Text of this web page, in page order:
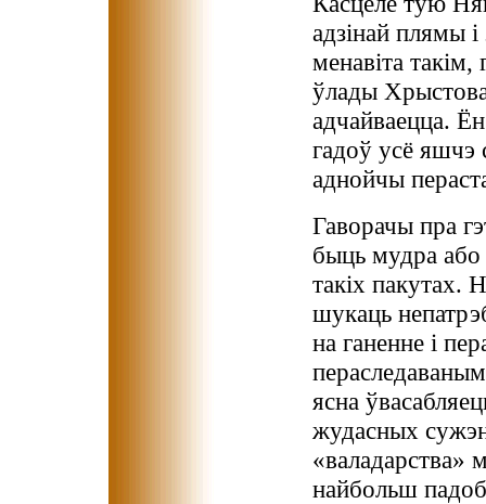
адзінай плямы і
менавіта
ўлады
адчайваецца.
гадоў усё яшчэ
аднойчы
Гаворачы пра
быць мудра або
такіх пакутах.
шукаць
на ганенне і
ясна
жудасных
«валадарства»
найбольш